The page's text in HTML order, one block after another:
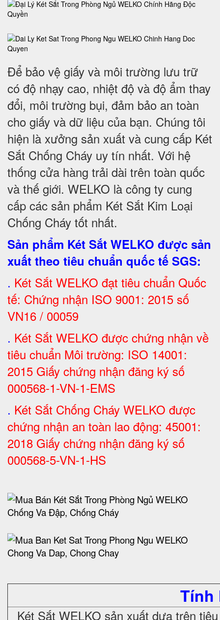
Để bảo vệ giấy và môi trường lưu trữ
có độ nhạy cao, nhiệt độ và độ ẩm thay
đổi, môi trường bụi, đảm bảo an toàn
cho giấy và dữ liệu của bạn. Chúng tôi
hiện là xưởng sản xuất và cung cấp Két
Sắt Chống Cháy uy tín nhất. Với hệ
thống cửa hàng trải dài trên toàn quốc
và thế giới. WELKO là công ty cung
cấp các sản phẩm Két Sắt Kim Loại
Chống Cháy tốt nhất.
Sản phẩm Két Sắt WELKO được sản
xuất theo tiêu chuẩn quốc tế SGS:
. Két Sắt WELKO đạt tiêu chuẩn Quốc
tế: Chứng nhận ISO 9001: 2015 số
VN16 / 00059
. Két Sắt WELKO được chứng nhận về
tiêu chuẩn Môi trường: ISO 14001:
2015 Giấy chứng nhận đăng ký số
000568-1-VN-1-EMS
. Két Sắt Chống Cháy WELKO được
chứng nhận an toàn lao động: 45001:
2018 Giấy chứng nhận đăng ký số
000568-5-VN-1-HS
Tính
Két Sắt WELKO sản xuất dựa trên